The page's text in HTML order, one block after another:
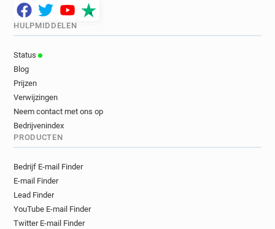
HULPMIDDELEN
Status
Blog
Prijzen
Verwijzingen
Neem contact met ons op
Bedrijvenindex
PRODUCTEN
Bedrijf E-mail Finder
E-mail Finder
Lead Finder
YouTube E-mail Finder
Twitter E-mail Finder